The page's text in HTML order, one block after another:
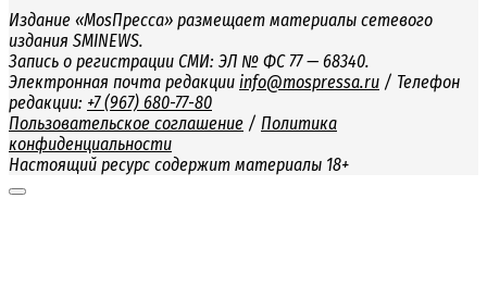
Издание «MosПресса» размещает материалы сетевого
издания SMINEWS.
Запись о регистрации СМИ: ЭЛ № ФС 77 — 68340.
Электронная почта редакции info@mospressa.ru / Телефон
редакции: +7 (967) 680-77-80
Пользовательское соглашение / Политика
конфиденциальности
Настоящий ресурс содержит материалы 18+